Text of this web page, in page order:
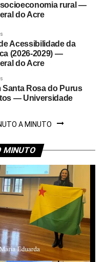
rural —
do Acre
Acessibilidade da
(2026-2029) —
do Acre
Santa Rosa do Purus
— Universidade
A MINUTO
MINUTO